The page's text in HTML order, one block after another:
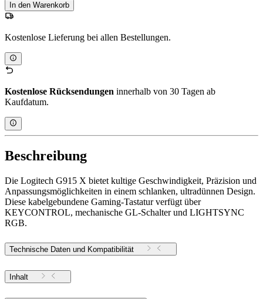
In den Warenkorb
Kostenlose Lieferung bei allen Bestellungen.
Kostenlose Rücksendungen innerhalb von 30 Tagen ab
Kaufdatum.
Beschreibung
Die Logitech G915 X bietet kultige Geschwindigkeit, Präzision und
Anpassungsmöglichkeiten in einem schlanken, ultradünnen Design.
Diese kabelgebundene Gaming-Tastatur verfügt über
KEYCONTROL, mechanische GL-Schalter und LIGHTSYNC
RGB.
Technische Daten und Kompatibilität
Inhalt